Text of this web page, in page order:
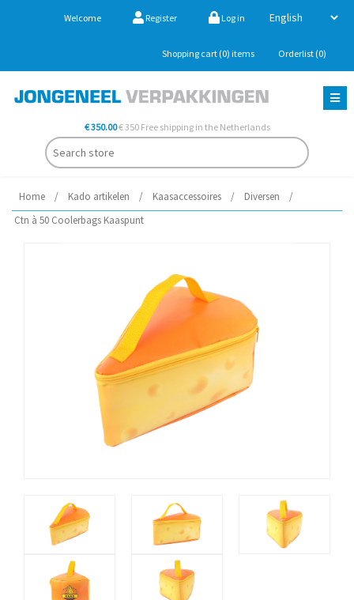
Welcome Register Log in
Shopping cart (0) items Orderlist (0)
€ 350.00€ 350 Free shipping in the Netherlands
Home / Kado artikelen / Kaasaccessoires / Diversen
/
Ctn à 50 Coolerbags Kaaspunt